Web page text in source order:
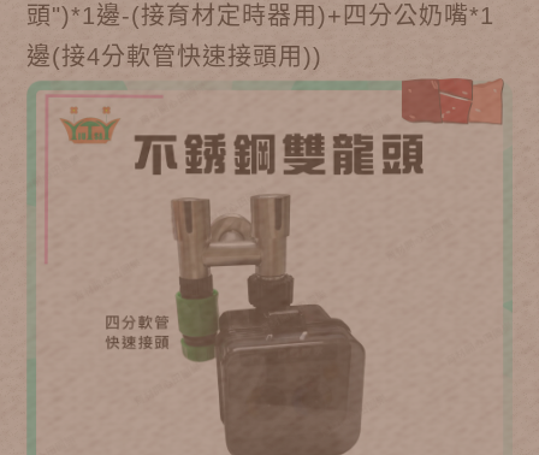
頭")*1邊-(接育材定時器用)+四分公奶嘴*1
邊(接4分軟管快速接頭用))